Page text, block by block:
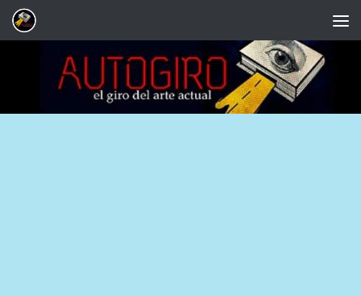
Saltar al contenido